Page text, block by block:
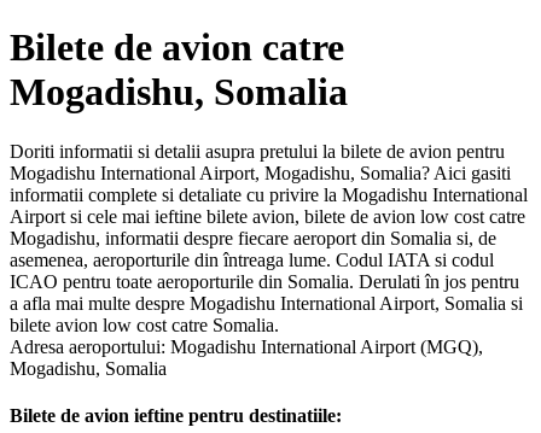
Bilete de avion catre
Mogadishu, Somalia
Doriti informatii si detalii asupra pretului la bilete de avion pentru
Mogadishu International Airport, Mogadishu, Somalia? Aici gasiti
informatii complete si detaliate cu privire la Mogadishu International
Airport si cele mai ieftine bilete avion, bilete de avion low cost catre
Mogadishu, informatii despre fiecare aeroport din Somalia si, de
asemenea, aeroporturile din întreaga lume. Codul IATA si codul
ICAO pentru toate aeroporturile din Somalia. Derulati în jos pentru
a afla mai multe despre Mogadishu International Airport, Somalia si
bilete avion low cost catre Somalia.
Adresa aeroportului: Mogadishu International Airport (MGQ),
Mogadishu, Somalia
Bilete de avion ieftine pentru destinatiile: